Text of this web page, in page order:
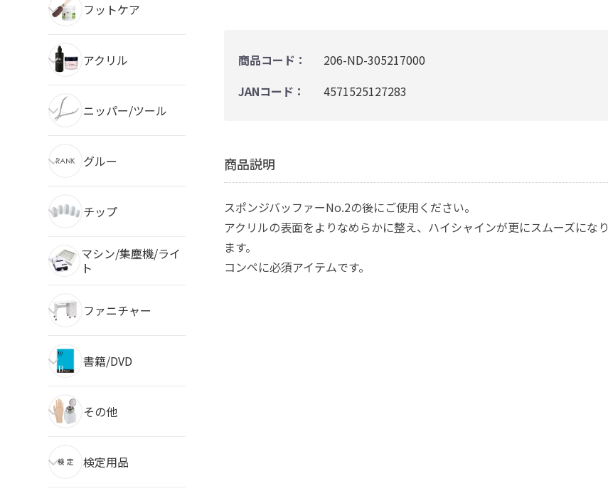
フットケア
アクリル
ニッパー/ツール
グルー
チップ
マシン/集塵機/ライ
ト
ファニチャー
書籍/DVD
その他
検定用品
商品コード：
206-ND-305217000
JANコード：
4571525127283
商品説明
スポンジバッファーNo.2の後にご使用ください。
アクリルの表面をよりなめらかに整え、ハイシャインが更にスムーズになり
ます。
コンペに必須アイテムです。